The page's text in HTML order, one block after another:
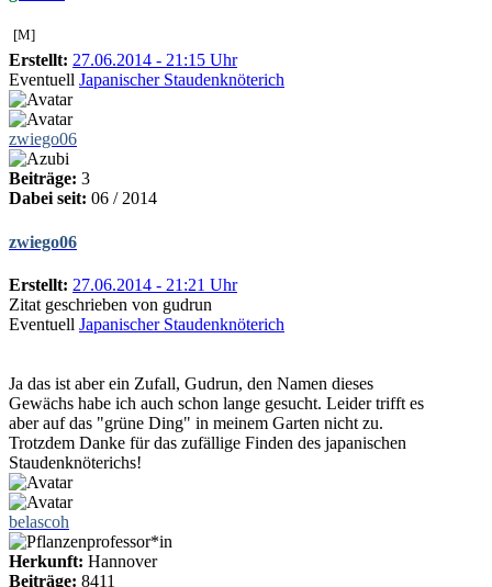
[M]
Erstellt: 27.06.2014 - 21:15 Uhr
Eventuell Japanischer Staudenknöterich
zwiego06
Beiträge: 3
Dabei seit: 06 / 2014
zwiego06
Erstellt: 27.06.2014 - 21:21 Uhr
Zitat geschrieben von gudrun
Eventuell Japanischer Staudenknöterich
Ja das ist aber ein Zufall, Gudrun, den Namen dieses
Gewächs habe ich auch schon lange gesucht. Leider trifft es
aber auf das "grüne Ding" in meinem Garten nicht zu.
Trotzdem Danke für das zufällige Finden des japanischen
Staudenknöterichs!
belascoh
Herkunft: Hannover
Beiträge: 8411